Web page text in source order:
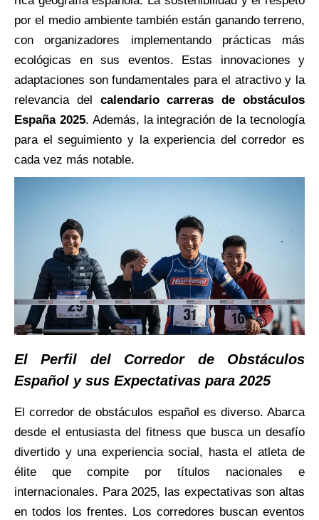
por el medio ambiente también están ganando terreno,
con organizadores implementando prácticas más
ecológicas en sus eventos. Estas innovaciones y
adaptaciones son fundamentales para el atractivo y la
relevancia del calendario carreras de obstáculos
España 2025. Además, la integración de la tecnología
para el seguimiento y la experiencia del corredor es
cada vez más notable.
El Perfil del Corredor de Obstáculos
Español y sus Expectativas para 2025
El corredor de obstáculos español es diverso. Abarca
desde el entusiasta del fitness que busca un desafío
divertido y una experiencia social, hasta el atleta de
élite que compite por títulos nacionales e
internacionales. Para 2025, las expectativas son altas
en todos los frentes. Los corredores buscan eventos